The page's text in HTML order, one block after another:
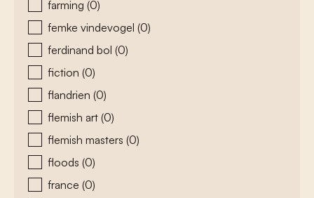
farming (0)
femke vindevogel (0)
ferdinand bol (0)
fiction (0)
flandrien (0)
flemish art (0)
flemish masters (0)
floods (0)
france (0)